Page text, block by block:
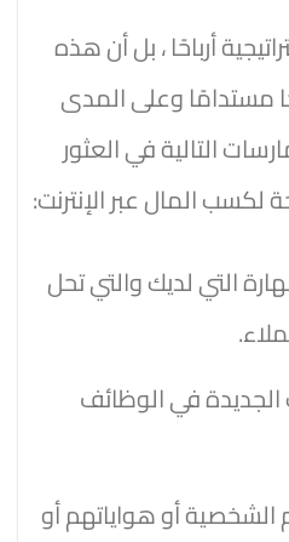
أرباحًا ، بل أن هذه
مستدامًا وعلى المدى
التالية في العثور
لكسب المال عبر الإنترنت:
التي لديك والتي تحل
في الوظائف
أو هواياتهم أو